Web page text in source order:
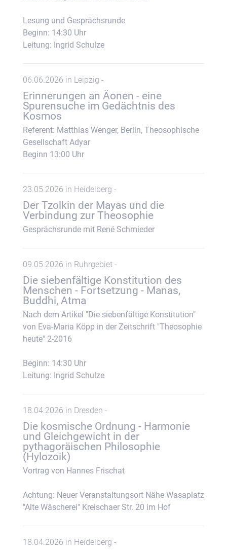
Lesung und Gesprächsrunde
Beginn: 14:30 Uhr
Leitung: Ingrid Schulze
06.06.2026 in Leipzig -
Erinnerungen an Äonen - eine
Spurensuche im Gedächtnis des
Kosmos
Referent: Matthias Wenger, Berlin, Theosophische
Gesellschaft Adyar
Beginn 13:00 Uhr
23.05.2026 in Heidelberg -
Der Tzolkin der Mayas und die
Verbindung zur Theosophie
Gesprächsrunde mit René Schmieder
09.05.2026 in Ruhrgebiet -
Die siebenfältige Konstitution des
Menschen - Fortsetzung - Manas,
Buddhi, Atma
Nach dem Artikel "Die siebenfältige Konstitution"
von Eva-Maria Köpp in der Zeitschrift "Theosophie
heute" 2-2016
Beginn: 14:30 Uhr
Leitung: Ingrid Schulze
18.04.2026 in Dresden -
Die kosmische Ordnung - Harmonie
und Gleichgewicht in der
pythagoräischen Philosophie
(Hylozoik)
Vortrag von Hannes Frischat
Achtung: Neuer Veranstaltungsort Nähe Wasaplatz
"Alte Wäscherei" Kreischaer Str. 20 im Hof
18.04.2026 in Heidelberg -